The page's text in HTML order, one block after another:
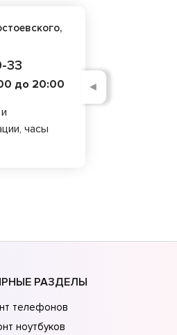
33
до 20:00
часы
◄
РАЗДЕЛЫ
телефонов
ноутбуков